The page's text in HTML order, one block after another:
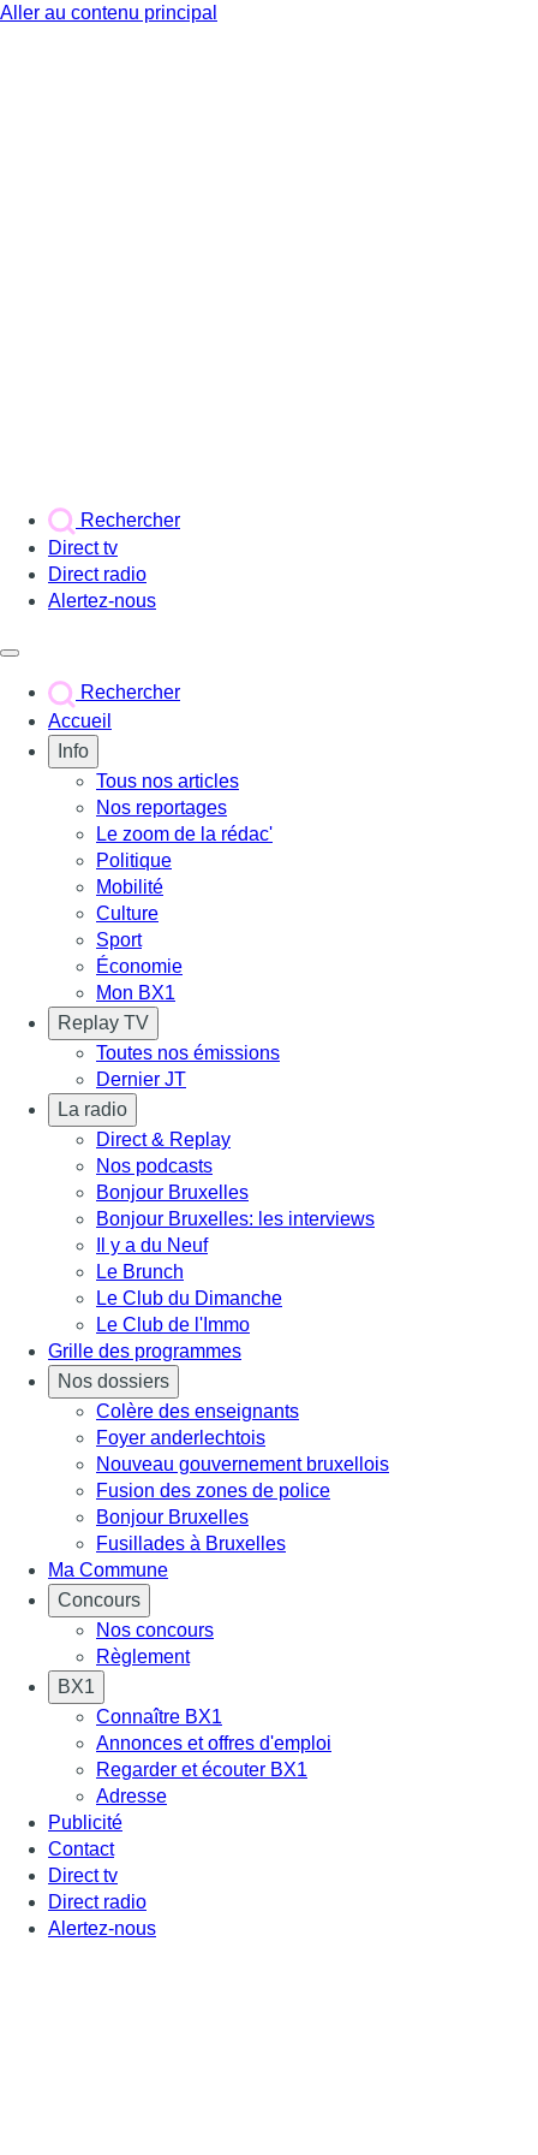
Aller au contenu principal
Rechercher
Direct tv
Direct radio
Alertez-nous
Rechercher
Accueil
Info
Tous nos articles
Nos reportages
Le zoom de la rédac'
Politique
Mobilité
Culture
Sport
Économie
Mon BX1
Replay TV
Toutes nos émissions
Dernier JT
La radio
Direct & Replay
Nos podcasts
Bonjour Bruxelles
Bonjour Bruxelles: les interviews
Il y a du Neuf
Le Brunch
Le Club du Dimanche
Le Club de l'Immo
Grille des programmes
Nos dossiers
Colère des enseignants
Foyer anderlechtois
Nouveau gouvernement bruxellois
Fusion des zones de police
Bonjour Bruxelles
Fusillades à Bruxelles
Ma Commune
Concours
Nos concours
Règlement
BX1
Connaître BX1
Annonces et offres d'emploi
Regarder et écouter BX1
Adresse
Publicité
Contact
Direct tv
Direct radio
Alertez-nous